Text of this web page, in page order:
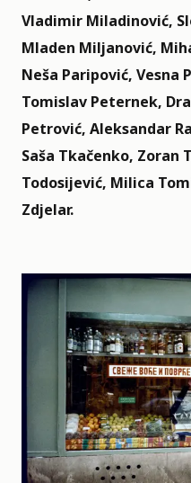
Vladimir Miladinović,
Mladen Miljanović,
Neša Paripović, Vesna
Tomislav Peternek,
Petrović, Aleksandar
Saša Tkačenko, Zoran
Todosijević, Milica
Zdjelar.